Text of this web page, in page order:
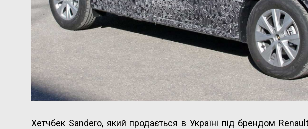
Хетчбек Sandero, який продається в Україні під брендом